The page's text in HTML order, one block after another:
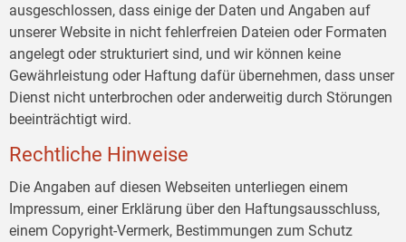
ausgeschlossen, dass einige der Daten und Angaben auf
unserer Website in nicht fehlerfreien Dateien oder Formaten
angelegt oder strukturiert sind, und wir können keine
Gewährleistung oder Haftung dafür übernehmen, dass unser
Dienst nicht unterbrochen oder anderweitig durch Störungen
beeinträchtigt wird.
Rechtliche Hinweise
Die Angaben auf diesen Webseiten unterliegen einem
Impressum, einer Erklärung über den Haftungsausschluss,
einem Copyright-Vermerk, Bestimmungen zum Schutz